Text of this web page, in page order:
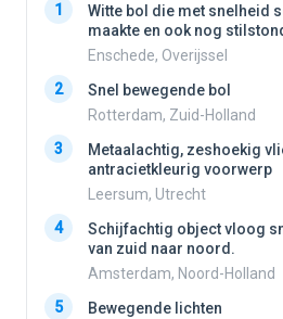
1
Witte bol die met snelheid
maakte en ook nog
Enschede, Overijssel
2
Snel bewegende bol
Rotterdam, Zuid-Holland
3
Metaalachtig, zeshoekig
antracietkleurig voorwerp
Leersum, Utrecht
4
Schijfachtig object vloog
van zuid naar noord.
Amsterdam, Noord-Holland
5
Bewegende lichten